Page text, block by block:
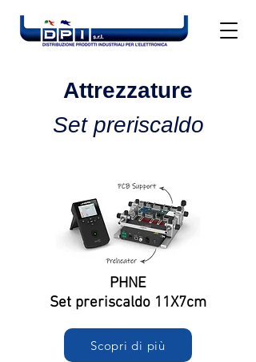
Attrezzature
Set preriscaldo
PHNE
Set preriscaldo 11X7cm
Scopri di più